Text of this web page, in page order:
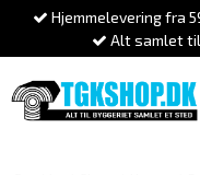
Hjemmelevering fra
Alt samlet